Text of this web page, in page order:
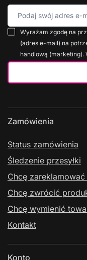
Podaj swój adres e-
Wyrażam zgodę na
(adres e-mail) na
handlową (marketing).
Zamówienia
Status zamówienia
Śledzenie przesyłki
Chcę
Chcę zwrócić
Chcę wymienić
Kontakt
Konto